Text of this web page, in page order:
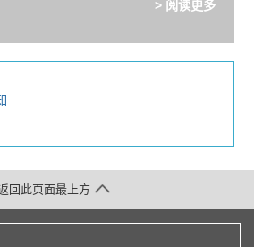
> 阅读更多
回此页面最上方